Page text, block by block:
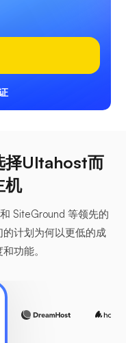
择Ultahost而
机
SiteGround 等领先的
计划为何以更低的成
功能。